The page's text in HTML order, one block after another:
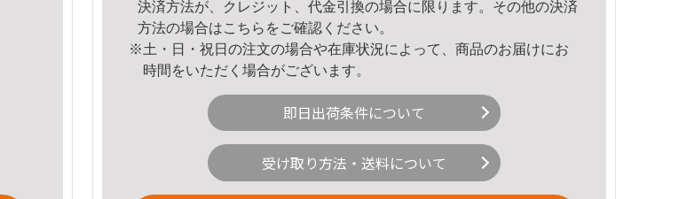
決済方法が、クレジット、代金引換の場合に限ります。その他の決済
方法の場合はこちら をご確認ください。
※土・日・祝日の注文の場合や在庫状況によって、商品のお届けにお
時間をいただく場合がございます。
即日出荷条件について
受け取り方法・送料について